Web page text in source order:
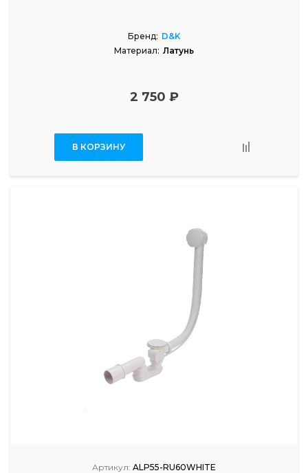
Бренд: D&K
Материал: Латунь
2 750 ₽
В КОРЗИНУ
Артикул: ALP55-RU60WHITE